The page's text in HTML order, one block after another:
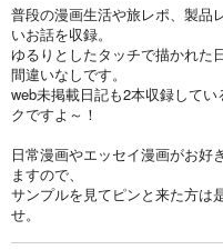
普段の漫画生活や旅レポ、製品
いお話を収録。
ゆるりとしたタッチで描かれた
間違いなしです。
web未掲載日記も2本収録して
クですよ～！
日常漫画やエッセイ漫画がお好
ますので、
サンプルを見てピンと来た方は
せ。